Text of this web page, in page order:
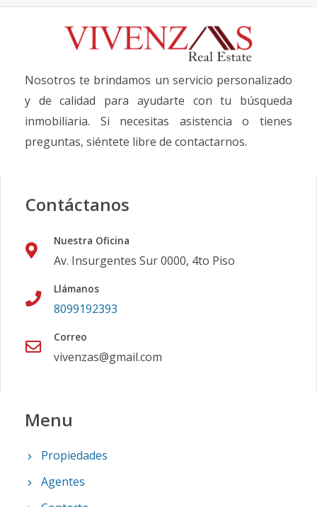
Nosotros te brindamos un servicio personalizado
y de calidad para ayudarte con tu búsqueda
inmobiliaria. Si necesitas asistencia o tienes
preguntas, siéntete libre de contactarnos.
Contáctanos
Nuestra Oficina
Av. Insurgentes Sur 0000, 4to Piso
Llámanos
8099192393
Correo
vivenzas@gmail.com
Menu
Propiedades
Agentes